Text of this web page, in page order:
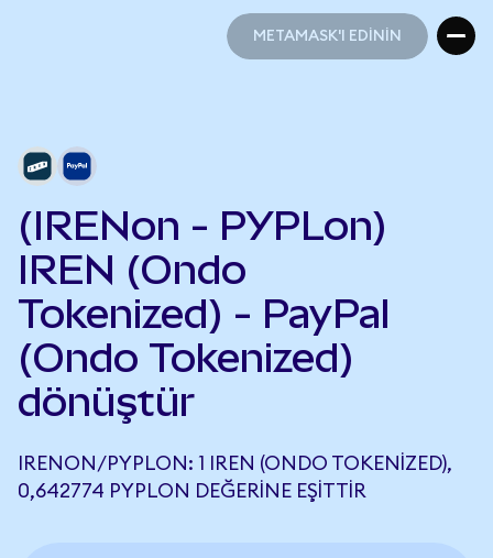
METAMASK'I EDİNİN
(IRENon - PYPLon)
IREN (Ondo
Tokenized) - PayPal
(Ondo Tokenized)
dönüştür
IRENON/PYPLON: 1 IREN (ONDO TOKENIZED),
0,642774 PYPLON DEĞERINE EŞITTIR